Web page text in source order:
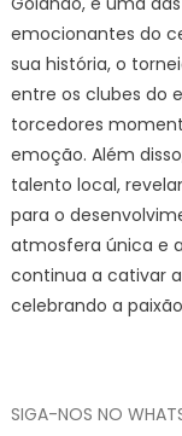
emocionantes do
sua história, o
entre os clubes do
torcedores
emoção. Além
talento local,
para o
atmosfera única e
continua a cativar
celebrando a
SIGA-NOS NO